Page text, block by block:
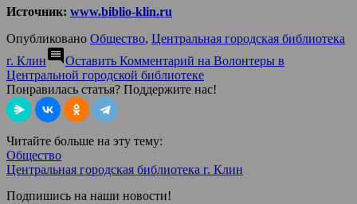
Источник: www.biblio-klin.ru
Опубликовано Общество, Центральная городская библиотека
г. Клинcomment Оставить Комментарий на Волонтеры в
Центральной городской библиотеке
Понравилась статья? Поддержите нас!
Читайте больше на эту тему:
Общество
Центральная городская библиотека г. Клин
Подпишись на наши новости!